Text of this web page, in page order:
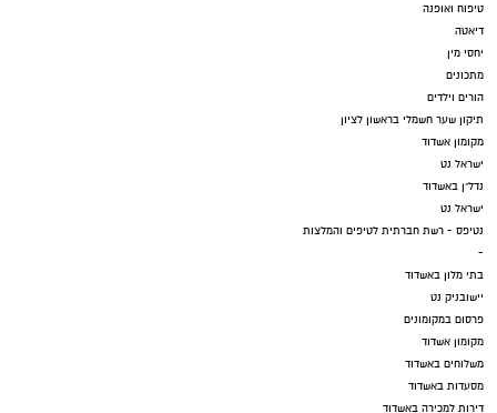
טיפוח ואופנה
דיאטה
יחסי מין
מתכונים
הורים וילדים
תיקון שער חשמלי בראשון לציון
מקומון אשדוד
ישראל נט
נדל"ן באשדוד
ישראל נט
נטיפס - רשת חברתית לטיפים והמלצות
-
בתי מלון באשדוד
יישובניק נט
פרסום במקומונים
מקומון אשדוד
משלוחים באשדוד
מסעדות באשדוד
דירות למכירה באשדוד